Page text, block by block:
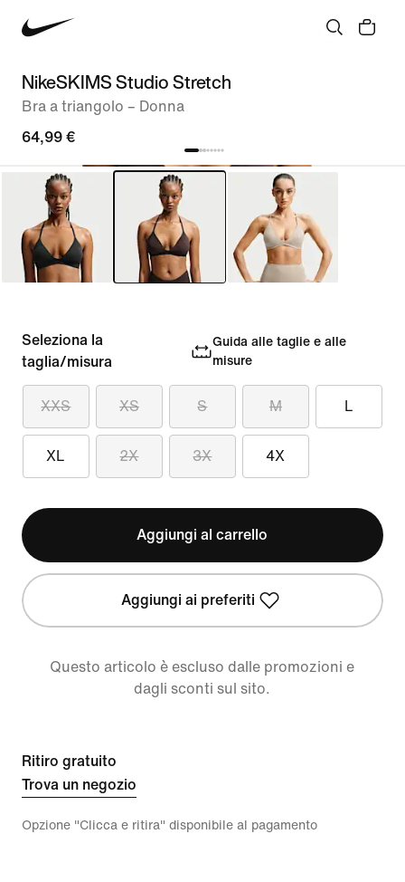
NikeSKIMS Studio Stretch
Bra a triangolo – Donna
64,99 €
Seleziona la
taglia/misura
Guida alle taglie e alle
misure
XXS XS S M L
XL 2X 3X 4X
Aggiungi al carrello
Aggiungi ai preferiti
Questo articolo è escluso dalle promozioni e
dagli sconti sul sito.
Ritiro gratuito
Trova un negozio
Opzione "Clicca e ritira" disponibile al pagamento